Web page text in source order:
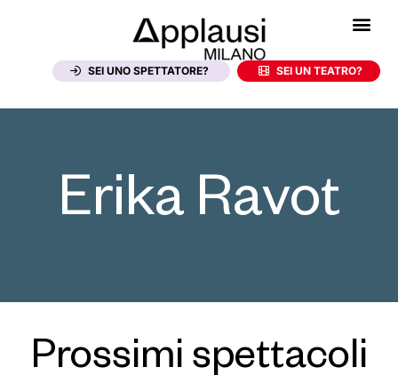
SEI UNO SPETTATORE? SEI UN TEATRO?
Erika Ravot
Prossimi spettacoli